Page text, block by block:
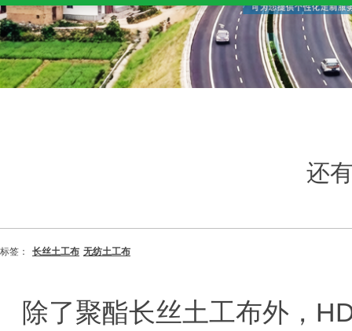
还
标签： 长丝土工布 无纺土工布
除了聚酯长丝土工布外，